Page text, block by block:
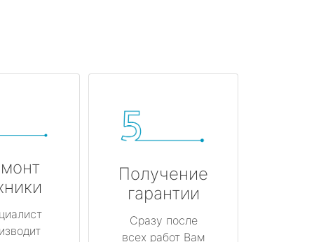
Получение
гарантии
Сразу после
всех работ Вам